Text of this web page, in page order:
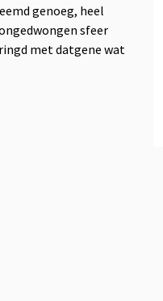
genoeg, heel
sfeer
met datgene wat